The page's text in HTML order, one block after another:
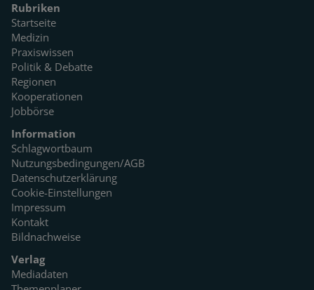
Rubriken
Startseite
Medizin
Praxiswissen
Politik & Debatte
Regionen
Kooperationen
Jobbörse
Information
Schlagwortbaum
Nutzungsbedingungen/AGB
Datenschutzerklärung
Cookie-Einstellungen
Impressum
Kontakt
Bildnachweise
Verlag
Mediadaten